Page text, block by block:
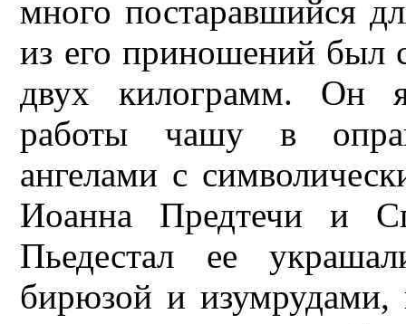
много постаравшийся
из его приношений был
двух килограмм. Он
работы чашу в
ангелами с
Иоанна Предтечи и
Пьедестал ее
бирюзой и изумрудами,